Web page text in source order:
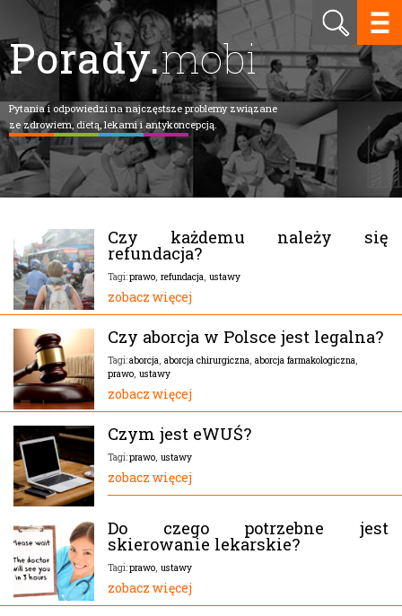
Porady.mobi
Pytania i odpowiedzi na najczęstsze problemy związane
ze zdrowiem, dietą, lekami i antykoncepcją.
Czy każdemu należy się
refundacja?
Tagi:prawo, refundacja, ustawy
zobacz więcej
Czy aborcja w Polsce jest legalna?
Tagi:aborcja, aborcja chirurgiczna, aborcja farmakologiczna,
prawo, ustawy
zobacz więcej
Czym jest eWUŚ?
Tagi:prawo, ustawy
zobacz więcej
Do czego potrzebne jest
skierowanie lekarskie?
Tagi:prawo, ustawy
zobacz więcej